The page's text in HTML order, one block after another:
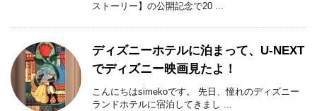
ストーリー】の公開記念で20 ...
ディズニーホテルに泊まって、U-NEXT
でディズニー映画見たよ！
こんにちはsimekoです。 先日、憧れのディズニー
ランドホテルに宿泊してきまし ...